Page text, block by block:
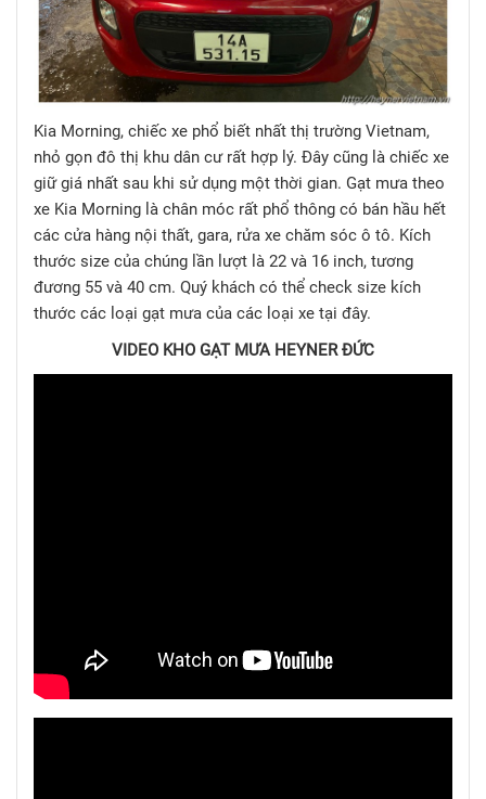
Kia Morning, chiếc xe phổ biết nhất thị trường Vietnam,
nhỏ gọn đô thị khu dân cư rất hợp lý. Đây cũng là chiếc xe
giữ giá nhất sau khi sử dụng một thời gian. Gạt mưa theo
xe Kia Morning là chân móc rất phổ thông có bán hầu hết
các cửa hàng nội thất, gara, rửa xe chăm sóc ô tô. Kích
thước size của chúng lần lượt là 22 và 16 inch, tương
đương 55 và 40 cm. Quý khách có thể check size kích
thước các loại gạt mưa của các loại xe tại đây.
VIDEO KHO GẠT MƯA HEYNER ĐỨC